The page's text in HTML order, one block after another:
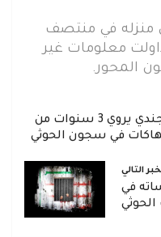
منزله في منتصف
معلومات غير
المحور.
شهادة مؤثرة: جندي يروي 3 سنوات من
في سجون الحوثي
التالي
في